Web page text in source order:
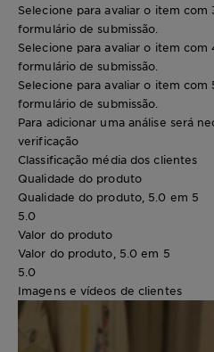
Selecione para avaliar o item com
formulário de submissão.
Selecione para avaliar o item com
formulário de submissão.
Selecione para avaliar o item com
formulário de submissão.
Para adicionar uma análise será
verificação
Classificação média dos clientes
Qualidade do produto
Qualidade do produto, 5.0 em 5
5.0
Valor do produto
Valor do produto, 5.0 em 5
5.0
Imagens e vídeos de clientes